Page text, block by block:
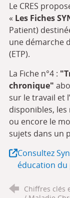
Le CRES
« Les Fiches
Patient)
une démarche
(ETP).
La Fiche n°4 :
chronique"
sur le travail et
disponibles,
ou encore le
sujets dans un
Consultez
éducation du
Chiffres clés